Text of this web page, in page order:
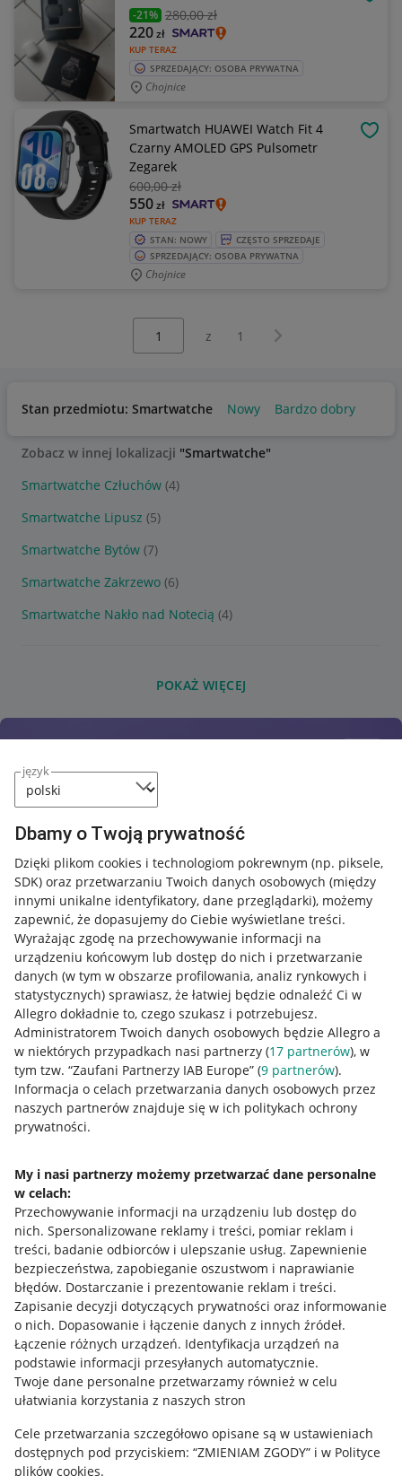
język
Dbamy o Twoją prywatność
Dzięki plikom cookies i technologiom pokrewnym (np. piksele,
SDK) oraz przetwarzaniu Twoich danych osobowych (między
innymi unikalne identyfikatory, dane przeglądarki), możemy
zapewnić, że dopasujemy do Ciebie wyświetlane treści.
Wyrażając zgodę na przechowywanie informacji na
urządzeniu końcowym lub dostęp do nich i przetwarzanie
danych (w tym w obszarze profilowania, analiz rynkowych i
statystycznych) sprawiasz, że łatwiej będzie odnaleźć Ci w
Allegro dokładnie to, czego szukasz i potrzebujesz.
Administratorem Twoich danych osobowych będzie Allegro a
w niektórych przypadkach nasi partnerzy (17 partnerów), w
tym tzw. “Zaufani Partnerzy IAB Europe” (9 partnerów).
Informacja o celach przetwarzania danych osobowych przez
naszych partnerów znajduje się w ich politykach ochrony
prywatności.
My i nasi partnerzy możemy przetwarzać dane personalne
w celach:
Przechowywanie informacji na urządzeniu lub dostęp do
nich. Spersonalizowane reklamy i treści, pomiar reklam i
treści, badanie odbiorców i ulepszanie usług. Zapewnienie
bezpieczeństwa, zapobieganie oszustwom i naprawianie
błędów. Dostarczanie i prezentowanie reklam i treści.
Zapisanie decyzji dotyczących prywatności oraz informowanie
o nich. Dopasowanie i łączenie danych z innych źródeł.
Łączenie różnych urządzeń. Identyfikacja urządzeń na
podstawie informacji przesyłanych automatycznie.
Twoje dane personalne przetwarzamy również w celu
ułatwiania korzystania z naszych stron
Cele przetwarzania szczegółowo opisane są w ustawieniach
dostępnych pod przyciskiem: “ZMIENIAM ZGODY” i w Polityce
plików cookies.
-21% 280,00 zł
KUP TERAZ
220zł
SPRZEDAJĄCY: OSOBA PRYWATNA
Chojnice
Smartwatch HUAWEI Watch Fit 4
Czarny AMOLED GPS Pulsometr
Zegarek
600,00 zł
KUP TERAZ
550zł
STAN: NOWY
CZĘSTO SPRZEDAJE
SPRZEDAJĄCY: OSOBA PRYWATNA
Chojnice
z 1 Następna strona
Stan przedmiotu: Smartwatche Nowy Bardzo dobry
Zobacz w innej lokalizacji "Smartwatche"
Smartwatche Człuchów (4)
Smartwatche Lipusz (5)
Smartwatche Bytów (7)
Smartwatche Zakrzewo (6)
Smartwatche Nakło nad Notecią (4)
POKAŻ WIĘCEJ
Nawigacja
Przydatne informacje
Jak to działa
Allegro Gadane dla sprzedających
Allegro Gadane dla kupujących
Mapa miejscowości
Informacje prawne
Regulamin
Polityka plików "cookies"
Ustawienia plików "cookies"
Udostępnianie lokalizacji
Informacje dla Aktu o Usługach Cyfrowych